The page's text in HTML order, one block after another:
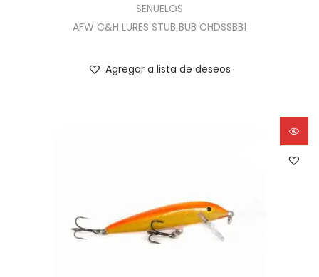
SEÑUELOS
AFW C&H LURES STUB BUB CHDSSBB1
Agregar a lista de deseos